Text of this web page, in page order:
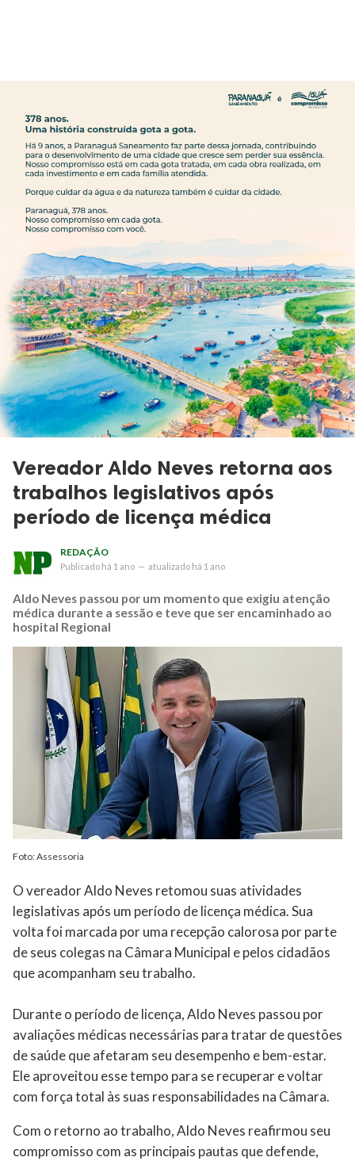
Vereador Aldo Neves retorna aos
trabalhos legislativos após
período de licença médica
REDAÇÃO
Publicado há 1 ano — atualizado há 1 ano
Aldo Neves passou por um momento que exigiu atenção
médica durante a sessão e teve que ser encaminhado ao
hospital Regional
Foto: Assessoria
O vereador Aldo Neves retomou suas atividades
legislativas após um período de licença médica. Sua
volta foi marcada por uma recepção calorosa por parte
de seus colegas na Câmara Municipal e pelos cidadãos
que acompanham seu trabalho.
Durante o período de licença, Aldo Neves passou por
avaliações médicas necessárias para tratar de questões
de saúde que afetaram seu desempenho e bem-estar.
Ele aproveitou esse tempo para se recuperar e voltar
com força total às suas responsabilidades na Câmara.
Com o retorno ao trabalho, Aldo Neves reafirmou seu
compromisso com as principais pautas que defende,